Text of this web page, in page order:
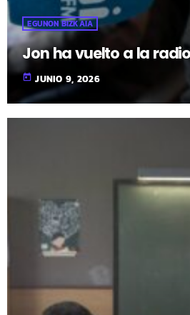
EGUNON BIZKAIA
Jon ha vuelto a la radio
today JUNIO 9, 2026